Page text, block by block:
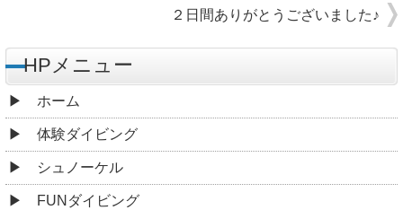
２日間ありがとうございました♪
HPメニュー
ホーム
体験ダイビング
シュノーケル
FUNダイビング